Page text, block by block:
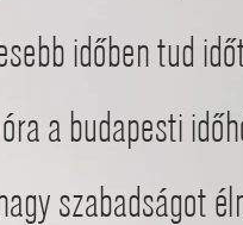
időben tud
a budapesti
szabadságot